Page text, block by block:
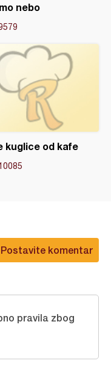
nebo
kuglice od kafe
Postavite komentar
pravila zbog